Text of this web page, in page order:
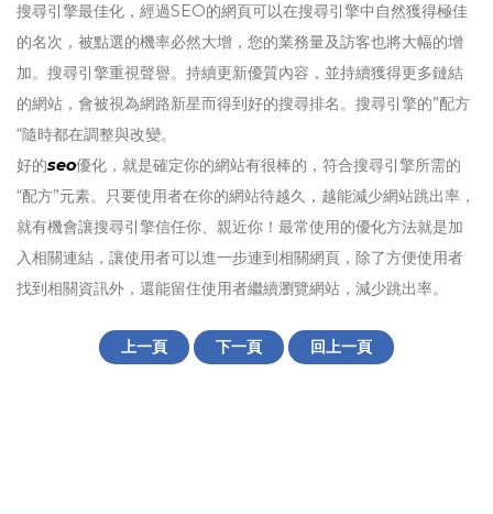
搜尋引擎最佳化，經過SEO的網頁可以在搜尋引擎中自然獲得極佳
的名次，被點選的機率必然大增，您的業務量及訪客也將大幅的增
加。搜尋引擎重視聲譽。持續更新優質內容，並持續獲得更多鏈結
的網站，會被視為網路新星而得到好的搜尋排名。搜尋引擎的”配方
“隨時都在調整與改變。
好的seo優化，就是確定你的網站有很棒的，符合搜尋引擎所需的
“配方”元素。只要使用者在你的網站待越久，越能減少網站跳出率，
就有機會讓搜尋引擎信任你、親近你！最常使用的優化方法就是加
入相關連結，讓使用者可以進一步連到相關網頁，除了方便使用者
找到相關資訊外，還能留住使用者繼續瀏覽網站，減少跳出率。
上一頁 下一頁 回上一頁